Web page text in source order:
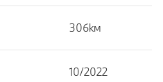
306км
10/2022